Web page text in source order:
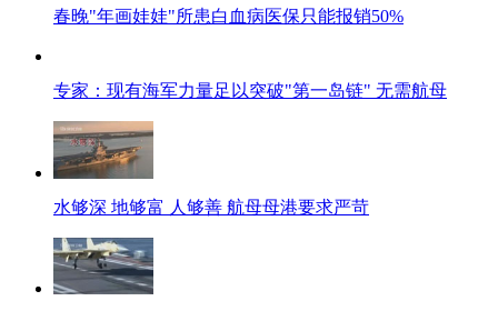
春晚"年画娃娃"所患白血病医保只能报销50%
专家：现有海军力量足以突破"第一岛链" 无需航母
水够深 地够富 人够善 航母母港要求严苛